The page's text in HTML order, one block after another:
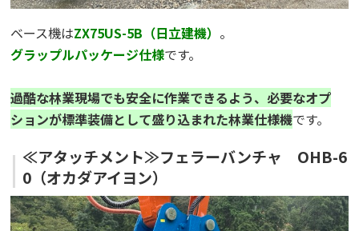
ベース機はZX75US-5B（日立建機） 。
グラップルパッケージ仕様です。
過酷な林業現場でも安全に作業できるよう、必要なオプ
ションが標準装備として盛り込まれた林業仕様機です。
≪アタッチメント≫フェラーバンチャ OHB-6
0（オカダアイヨン）